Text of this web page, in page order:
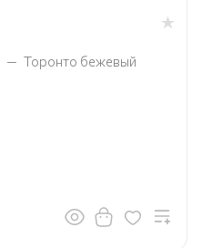
— Торонто бежевый